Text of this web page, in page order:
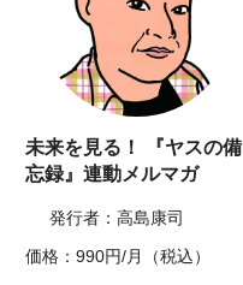
未来を見る！ 『ヤスの備
忘録』連動メルマガ
発行者：高島康司
価格：990円/月（税込）